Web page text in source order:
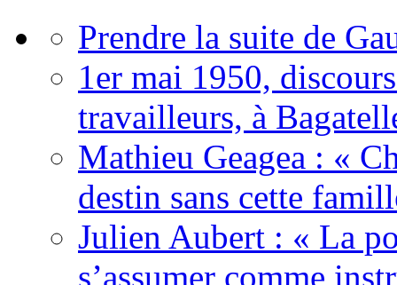
Prendre la suite de
1er mai 1950,
travailleurs, à
Mathieu Geagea : «
destin sans cette
Julien Aubert : « La
s’assumer comme